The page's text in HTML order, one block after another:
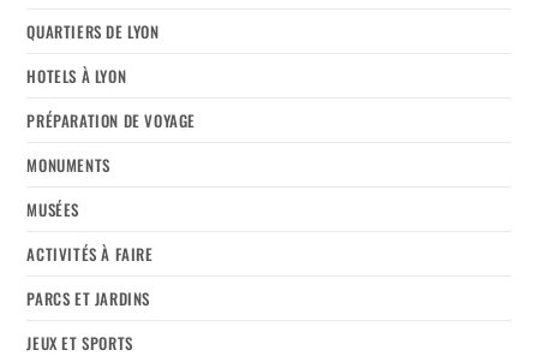
QUARTIERS DE LYON
HOTELS À LYON
PRÉPARATION DE VOYAGE
MONUMENTS
MUSÉES
ACTIVITÉS À FAIRE
PARCS ET JARDINS
JEUX ET SPORTS